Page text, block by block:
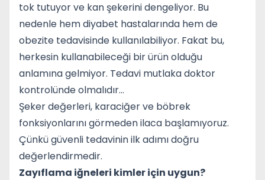
tok tutuyor ve kan şekerini dengeliyor. Bu
nedenle hem diyabet hastalarında hem de
obezite tedavisinde kullanılabiliyor. Fakat bu,
herkesin kullanabileceği bir ürün olduğu
anlamına gelmiyor. Tedavi mutlaka doktor
kontrolünde olmalıdır...
Şeker değerleri, karaciğer ve böbrek
fonksiyonlarını görmeden ilaca başlamıyoruz.
Çünkü güvenli tedavinin ilk adımı doğru
değerlendirmedir.
Zayıflama iğneleri kimler için uygun?